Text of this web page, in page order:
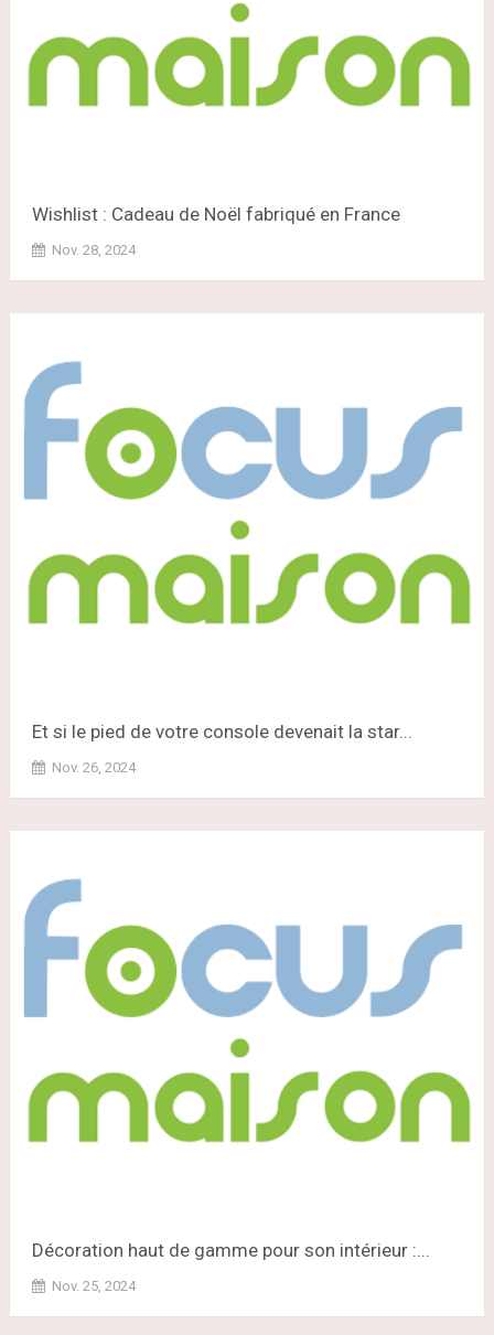
Wishlist : Cadeau de Noël fabriqué en France
Nov. 28, 2024
Et si le pied de votre console devenait la star...
Nov. 26, 2024
Décoration haut de gamme pour son intérieur :...
Nov. 25, 2024